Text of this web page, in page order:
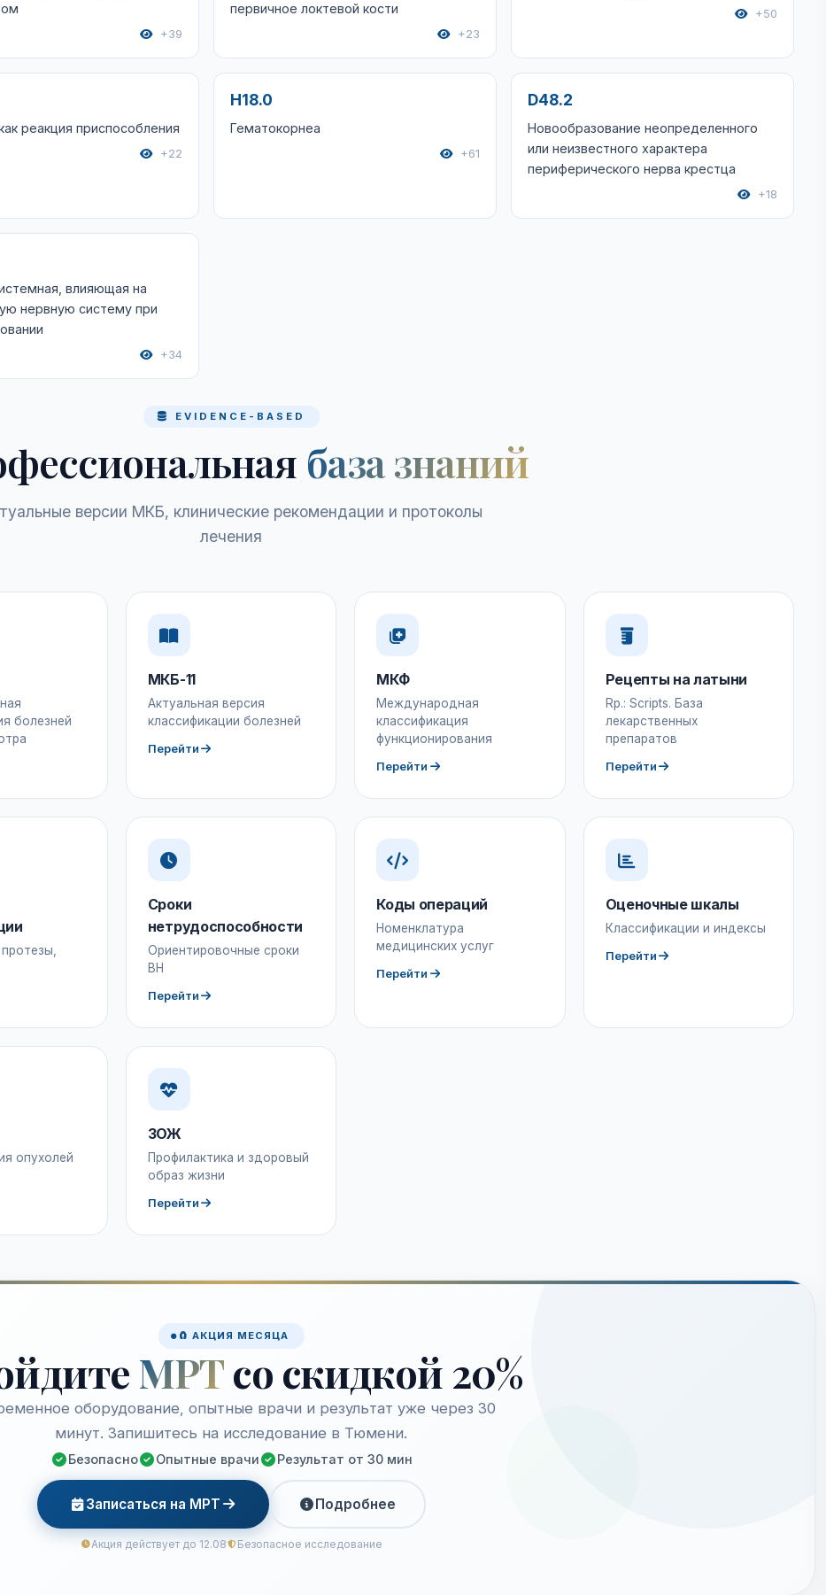
+39
первичное локтевой кости
+23
+50
реакция приспособления
+22
H18.0
Гематокорнеа
+61
D48.2
Новообразование неопределенного
или неизвестного характера
периферического нерва крестца
+18
влияющая на
нервную систему при
+34
EVIDENCE-BASED
база знаний
версии МКБ, клинические рекомендации и протоколы
лечения
болезней
МКБ-11
Актуальная версия
классификации болезней
Перейти
МКФ
Международная
классификация
функционирования
Перейти
Рецепты на латыни
Rp.: Scripts. База
лекарственных
препаратов
Перейти
Сроки
нетрудоспособности
Ориентировочные сроки
ВН
Перейти
Коды операций
Номенклатура
медицинских услуг
Перейти
Оценочные шкалы
Классификации и индексы
Перейти
опухолей
ЗОЖ
Профилактика и здоровый
образ жизни
Перейти
🧲 АКЦИЯ МЕСЯЦА
МРТсо скидкой 20%
оборудование, опытные врачи и результат уже через 30
минут. Запишитесь на исследование в Тюмени.
Безопасно Опытные врачи Результат от 30 мин
Записаться на МРТ Подробнее
Акция действует до 12.08 Безопасное исследование